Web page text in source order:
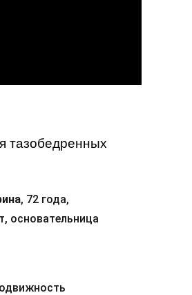
тазобедренных
, 72 года,
основательница